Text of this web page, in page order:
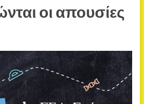
οι απουσίες